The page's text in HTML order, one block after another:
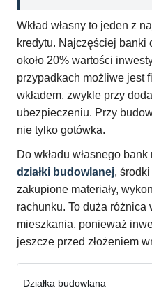
Wkład własny to jeden z
kredytu. Najczęściej banki
około 20% wartości
przypadkach możliwe jest
wkładem, zwykle przy
ubezpieczeniu. Przy
nie tylko gotówka.
Do wkładu własnego
działki budowlanej,
zakupione materiały,
rachunku. To duża różnica
mieszkania, ponieważ
jeszcze przed złożeniem
Działka budowlana